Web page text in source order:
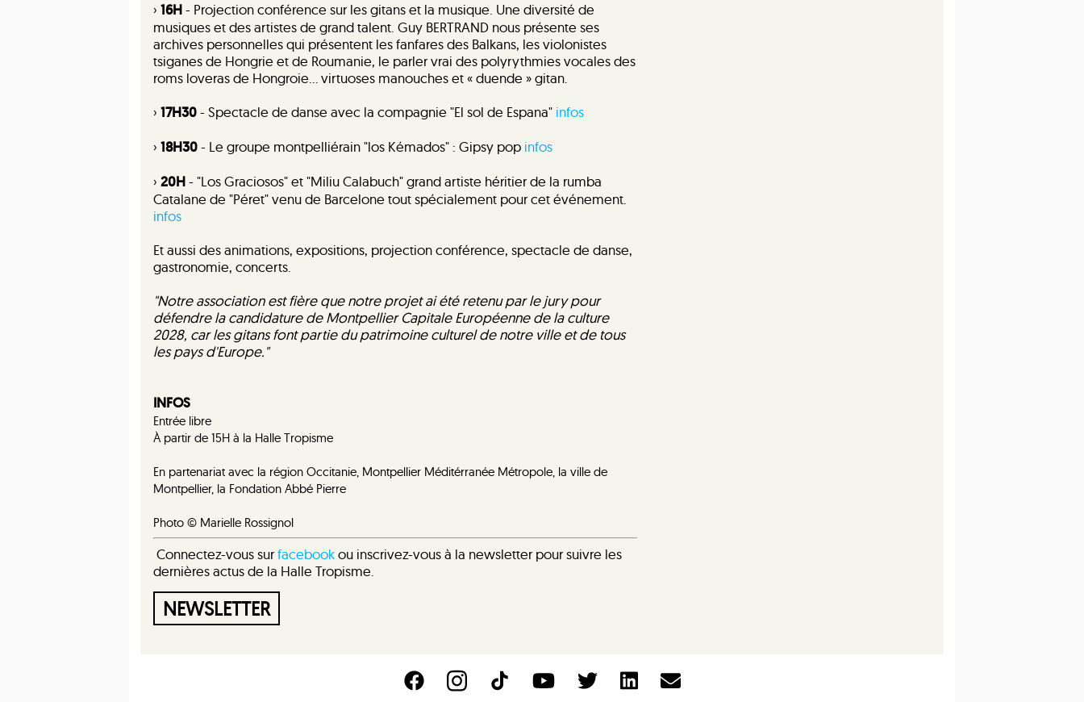
› 16H- Projection conférence sur les gitans et la musique. Une diversité de
musiques et des artistes de grand talent. Guy BERTRAND nous présente ses
archives personnelles qui présentent les fanfares des Balkans, les violonistes
tsiganes de Hongrie et de Roumanie, le parler vrai des polyrythmies vocales des
roms loveras de Hongroie… virtuoses manouches et « duende » gitan.
› 17H30- Spectacle de danse avec la compagnie "El sol de Espana" infos
› 18H30- Le groupe montpelliérain "los Kémados" : Gipsy pop infos
› 20H- "Los Graciosos" et "Miliu Calabuch" grand artiste héritier de la rumba
Catalane de "Péret" venu de Barcelone tout spécialement pour cet événement.
infos
Et aussi des animations, expositions, projection conférence, spectacle de danse,
gastronomie, concerts.
"Notre association est fière que notre projet ai été retenu par le jury pour
défendre la candidature de Montpellier Capitale Européenne de la culture
2028, car les gitans font partie du patrimoine culturel de notre ville et de tous
les pays d'Europe."
INFOS
Entrée libre
À partir de 15H à la Halle Tropisme
En partenariat avec la région Occitanie, Montpellier Méditérranée Métropole, la ville de
Montpellier, la Fondation Abbé Pierre
Photo © Marielle Rossignol
Connectez-vous surfacebookou inscrivez-vous à la newsletter pour suivre les
dernières actus de la Halle Tropisme.
NEWSLETTER